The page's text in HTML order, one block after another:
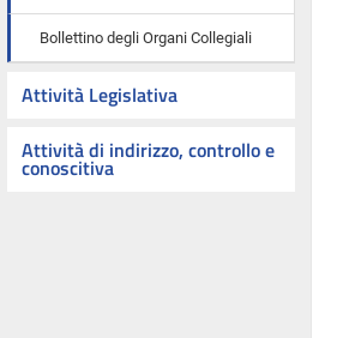
Bollettino degli Organi Collegiali
Attività Legislativa
Attività di indirizzo, controllo e
conoscitiva